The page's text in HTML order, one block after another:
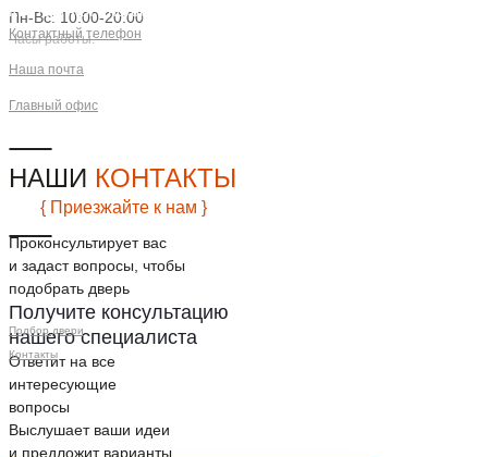
Проконсультирует вас
и задаст вопросы, чтобы
подобрать дверь
Получите консультацию
нашего специалиста
Ответит на все
интересующие
вопросы
Выслушает ваши идеи
и предложит варианты
Пн-Вс: 10:00-20:00
Часы работы:
НАШИ КОНТАКТЫ
{ Приезжайте к нам }
Контактная информация
Контактный телефон
Наша почта
Главный офис
Подбор двери
Контакты